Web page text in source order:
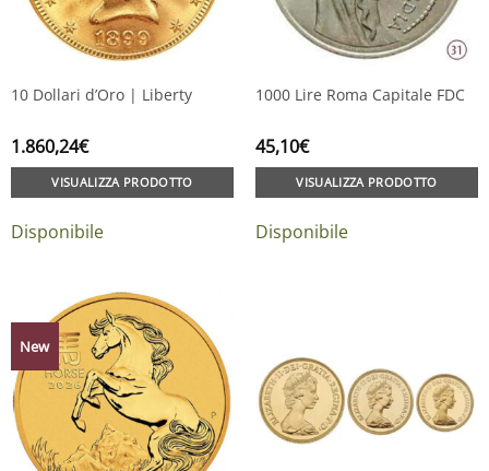
10 Dollari d’Oro | Liberty
1.860,24€
VISUALIZZA PRODOTTO
Disponibile
1000 Lire Roma Capitale FDC
45,10€
VISUALIZZA PRODOTTO
Disponibile
New